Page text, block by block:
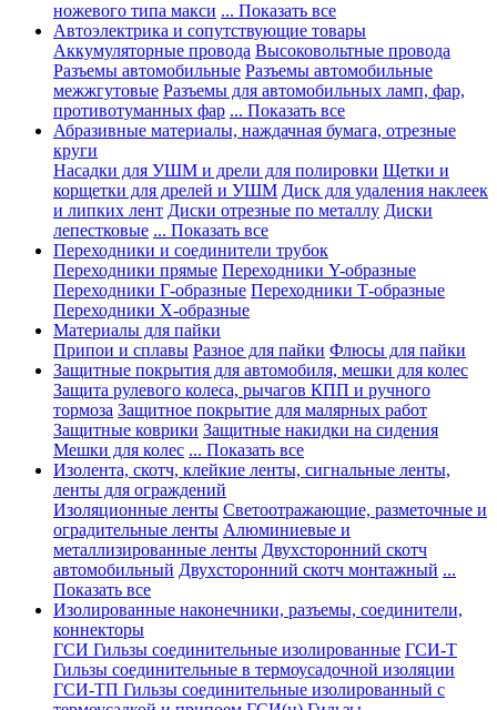
ножевого типа макси ... Показать все
Автоэлектрика и сопутствующие товары
Аккумуляторные провода Высоковольтные провода
Разъемы автомобильные Разъемы автомобильные
межжгутовые Разъемы для автомобильных ламп, фар,
противотуманных фар ... Показать все
Абразивные материалы, наждачная бумага, отрезные
круги
Насадки для УШМ и дрели для полировки Щетки и
корщетки для дрелей и УШМ Диск для удаления наклеек
и липких лент Диски отрезные по металлу Диски
лепестковые ... Показать все
Переходники и соединители трубок
Переходники прямые Переходники Y-образные
Переходники Г-образные Переходники Т-образные
Переходники Х-образные
Материалы для пайки
Припои и сплавы Разное для пайки Флюсы для пайки
Защитные покрытия для автомобиля, мешки для колес
Защита рулевого колеса, рычагов КПП и ручного
тормоза Защитное покрытие для малярных работ
Защитные коврики Защитные накидки на сидения
Мешки для колес ... Показать все
Изолента, скотч, клейкие ленты, сигнальные ленты,
ленты для ограждений
Изоляционные ленты Светоотражающие, разметочные и
оградительные ленты Алюминиевые и
металлизированные ленты Двухсторонний скотч
автомобильный Двухсторонний скотч монтажный ...
Показать все
Изолированные наконечники, разъемы, соединители,
коннекторы
ГСИ Гильзы соединительные изолированные ГСИ-Т
Гильзы соединительные в термоусадочной изоляции
ГСИ-ТП Гильзы соединительные изолированный с